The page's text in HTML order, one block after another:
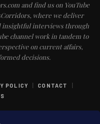
and find us on YouTube
where we deliver
insightful interviews through
channel work in tandem to
on current affairs,
decisions.
POLICY | CONTACT |